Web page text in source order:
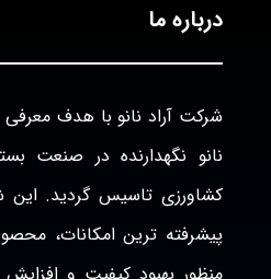
درباره ما
شرکت آراد نانو با هدف
نانو نگهدارنده در صنعت
کشاورزی تاسیس گردید.
پیشرفته ترین امکانات،